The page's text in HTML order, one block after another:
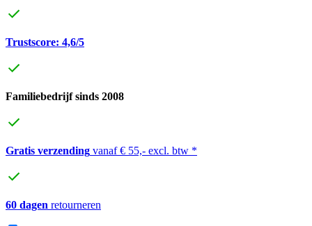
Trustscore: 4,6/5
Familiebedrijf sinds 2008
Gratis verzending vanaf € 55,- excl. btw *
60 dagen retourneren